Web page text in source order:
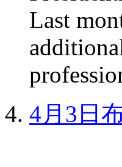
Last
4月3日